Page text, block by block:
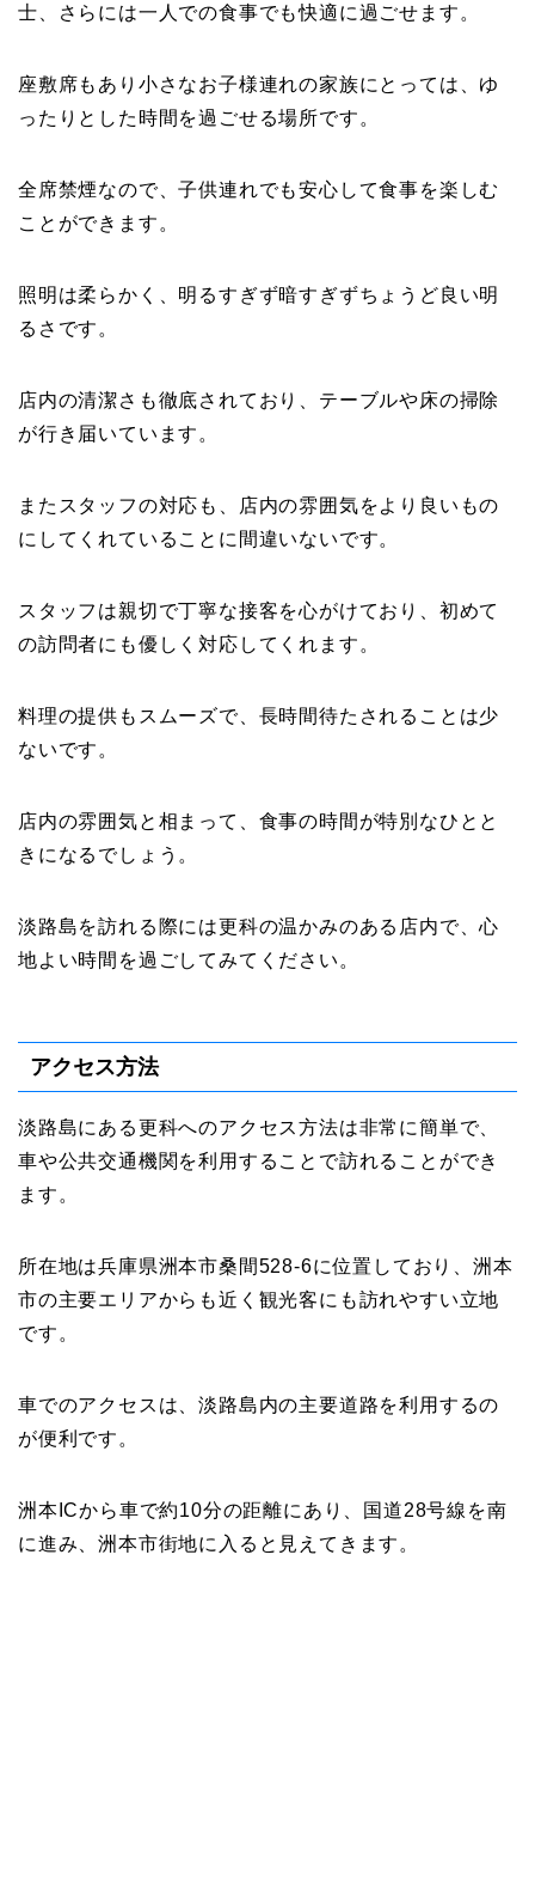
士、さらには一人での食事でも快適に過ごせます。
座敷席もあり小さなお子様連れの家族にとっては、ゆ
ったりとした時間を過ごせる場所です。
全席禁煙なので、子供連れでも安心して食事を楽しむ
ことができます。
照明は柔らかく、明るすぎず暗すぎずちょうど良い明
るさです。
店内の清潔さも徹底されており、テーブルや床の掃除
が行き届いています。
またスタッフの対応も、店内の雰囲気をより良いもの
にしてくれていることに間違いないです。
スタッフは親切で丁寧な接客を心がけており、初めて
の訪問者にも優しく対応してくれます。
料理の提供もスムーズで、長時間待たされることは少
ないです。
店内の雰囲気と相まって、食事の時間が特別なひとと
きになるでしょう。
淡路島を訪れる際には更科の温かみのある店内で、心
地よい時間を過ごしてみてください。
アクセス方法
淡路島にある更科へのアクセス方法は非常に簡単で、
車や公共交通機関を利用することで訪れることができ
ます。
所在地は兵庫県洲本市桑間528-6に位置しており、洲本
市の主要エリアからも近く観光客にも訪れやすい立地
です。
車でのアクセスは、淡路島内の主要道路を利用するの
が便利です。
洲本ICから車で約10分の距離にあり、国道28号線を南
に進み、洲本市街地に入ると見えてきます。